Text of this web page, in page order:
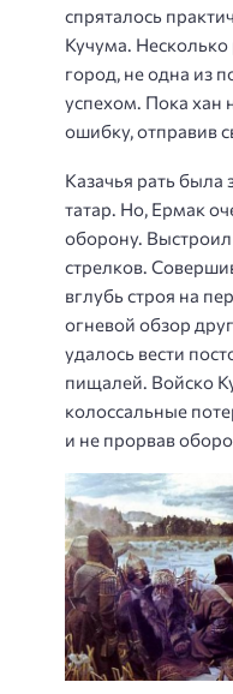
спряталось
Кучума. Несколько
город, не одна из
успехом. Пока хан
ошибку, отправив
Казачья рать
татар. Но, Ермак
оборону.
стрелков.
вглубь строя на
огневой обзор
удалось вести
пищалей. Войско
колоссальные
и не прорвав